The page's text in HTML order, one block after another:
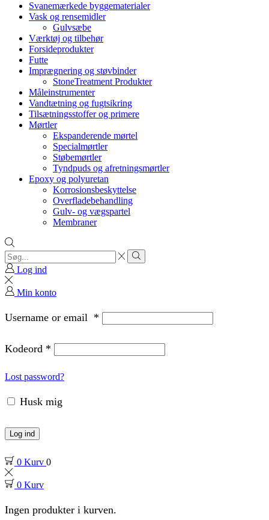
Svanemærkede byggematerialer
Vask og rensemidler
Gulvsæbe
Værktøj og tilbehør
Forsideprodukter
Futte
Imprægnering og støvbinder
StoneTreatment Produkter
Måleinstrumenter
Vandtætning og fugtsikring
Tilsætningsstoffer og primere
Mørtler
Ekspanderende mørtel
Specialmørtler
Støbemørtler
Tyndpuds og afretningsmørtler
Epoxy og polyuretan
Korrosionsbeskyttelse
Overfladebehandling
Gulv- og vægspartel
Membraner
Search
input
Search
Log ind
Min konto
Username or email *
Kodeord *
Lost password?
Husk mig
Log ind
0 Kurv 0
0 Kurv
Ingen produkter i kurven.